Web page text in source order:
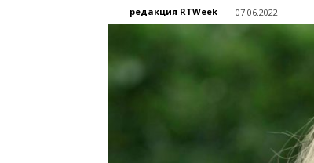
редакция RTWeek 07.06.2022